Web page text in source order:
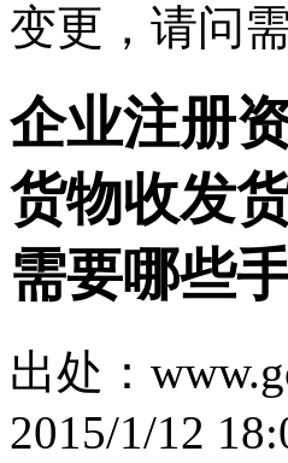
变更，请问
企业注册
货物收发
需要哪些
出处：
2015/1/12